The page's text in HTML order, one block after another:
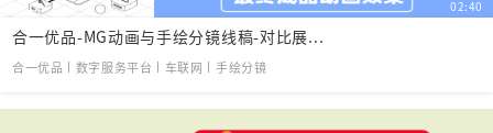
124 02:40
合一优品-MG动画与手绘分镜线稿-对比展...
合一优品丨数字服务平台丨车联网丨手绘分镜